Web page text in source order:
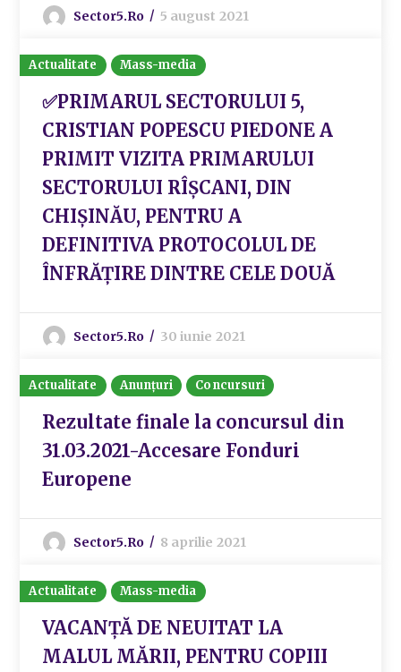
Sector5.ro 5 august 2021
Actualitate Mass-media
✅PRIMARUL SECTORULUI 5,
CRISTIAN POPESCU PIEDONE A
PRIMIT VIZITA PRIMARULUI
SECTORULUI RÎȘCANI, DIN
CHIȘINĂU, PENTRU A
DEFINITIVA PROTOCOLUL DE
ÎNFRĂȚIRE DINTRE CELE DOUĂ
Sector5.ro 30 iunie 2021
Actualitate Anunțuri Concursuri
Rezultate finale la concursul din
31.03.2021-Accesare Fonduri
Europene
Sector5.ro 8 aprilie 2021
Actualitate Mass-media
VACANȚĂ DE NEUITAT LA
MALUL MĂRII, PENTRU COPIII